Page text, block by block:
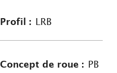
Profil : LRB
Concept de roue : PB